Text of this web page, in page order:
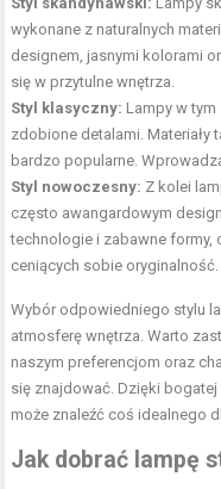
wykonane z naturalnych
designem, jasnymi kolorami
się w przytulne wnętrza.
Styl klasyczny: Lampy w
zdobione detalami. Materiały
bardzo popularne.
Styl nowoczesny: Z kolei
często awangardowym
technologie i zabawne formy,
ceniących sobie oryginalność.
Wybór odpowiedniego stylu
atmosferę wnętrza. Warto
naszym preferencjom oraz
się znajdować. Dzięki
może znaleźć coś idealnego
Jak dobrać lampę